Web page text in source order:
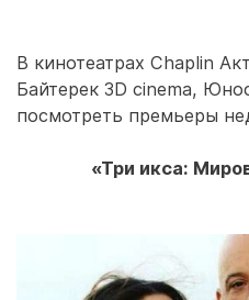
В кинотеатрах Chaplin
Байтерек 3D cinema,
посмотреть премьеры
«Три икса: